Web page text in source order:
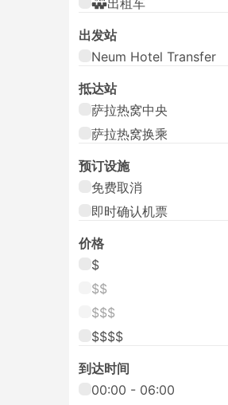
出租车
出发站
Neum Hotel Transfer
抵达站
萨拉热窝中央
萨拉热窝换乘
预订设施
免费取消
即时确认机票
价格
$
$$
$$$
$$$$
到达时间
00:00 - 06:00